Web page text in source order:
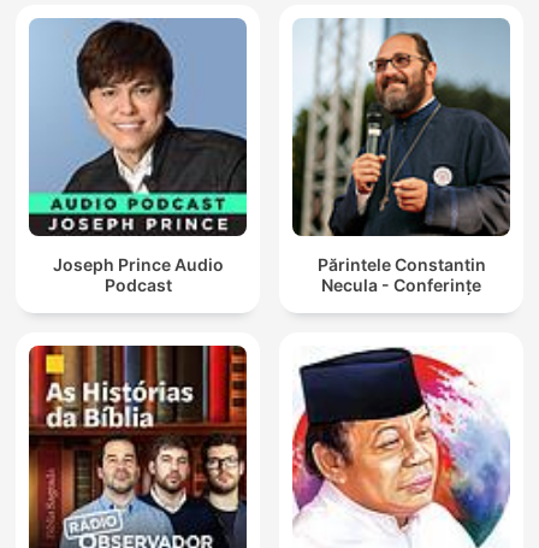
Joseph Prince Audio
Podcast
Părintele Constantin
Necula - Conferințe